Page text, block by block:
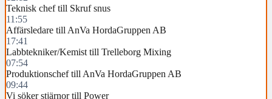
Teknisk chef till Skruf snus
11:55
Affärsledare till AnVa HordaGruppen AB
17:41
Labbtekniker/Kemist till Trelleborg Mixing
07:54
Produktionschef till AnVa HordaGruppen AB
09:44
Vi söker stjärnor till Power